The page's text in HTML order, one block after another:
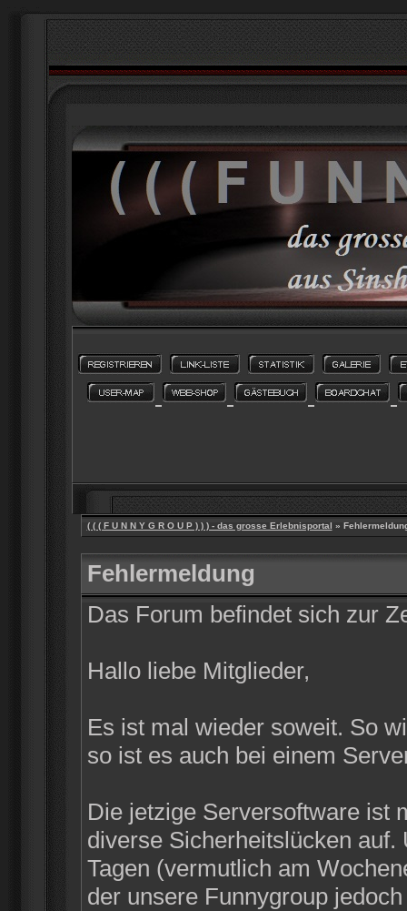
( ( ( F U N N Y G R O U P ) ) ) - das grosse Erlebnisportal »
Fehlermeldung
Das Forum befindet sich zur
Hallo liebe Mitglieder,
Es ist mal wieder soweit. So
so ist es auch bei einem
Die jetzige Serversoftware ist
diverse Sicherheitslücken
Tagen (vermutlich am
der unsere Funnygroup